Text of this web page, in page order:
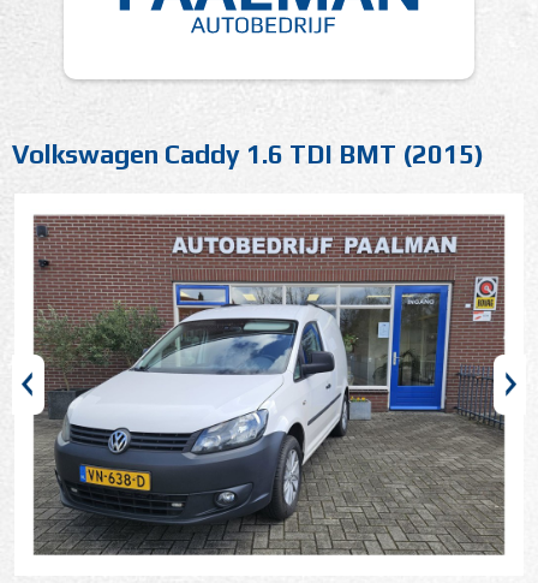
Volkswagen Caddy 1.6 TDI BMT (2015)